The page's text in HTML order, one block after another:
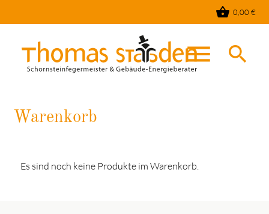
shopping_basket 0,00 €
menu search
Suchbegriffe
Warenkorb
Es sind noch keine Produkte im Warenkorb.